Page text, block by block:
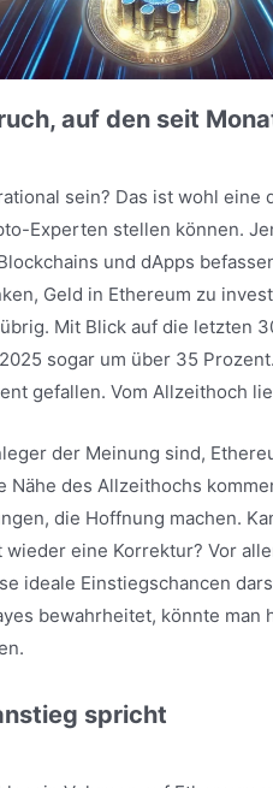
auf den seit
sein? Das ist wohl eine
Experten stellen können.
und dApps
Geld in Ethereum zu
Mit Blick auf die letzten
sogar um über 35
gefallen. Vom Allzeithoch
der Meinung sind,
Nähe des Allzeithochs
die Hoffnung machen.
eine Korrektur? Vor
ideale Einstiegschancen
bewahrheitet, könnte man
spricht